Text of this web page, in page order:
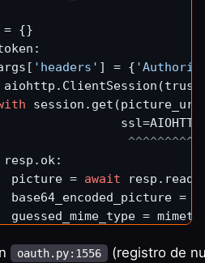
= {}
'headers' ] = {
^^^^^^^^^^^
resp.ok:
picture =
await
base64_encoded_picture =
guessed_mime_type =
guessed_mime_type =
oauth.py:1556 (registro de